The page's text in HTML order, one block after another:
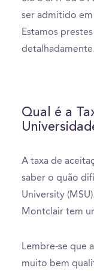
ser admitido em
Estamos
detalhadamente.
Qual é a
A taxa de
saber o quão
University
Montclair tem
Lembre-se que
muito bem